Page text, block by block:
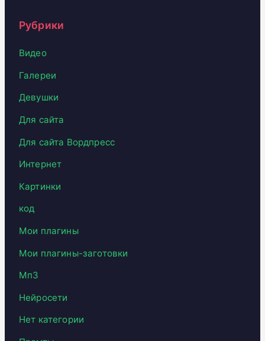
Рубрики
Видео
Галереи
Девушки
Для сайта
Для сайта Вордпресс
Интернет
Картинки
код
Мои плагины
Мои плагины-заготовки
Мп3
Нейросети
Нет категории